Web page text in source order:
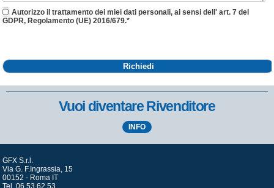
Autorizzo il trattamento dei miei dati personali, ai sensi dell' art. 7 del
GDPR, Regolamento (UE) 2016/679.*
Vuoi diventare Rivenditore
INFO
GFX S.r.l.
Via G. F.Ingrassia, 15
00152 - Roma IT
Tel. 06.53.62.53